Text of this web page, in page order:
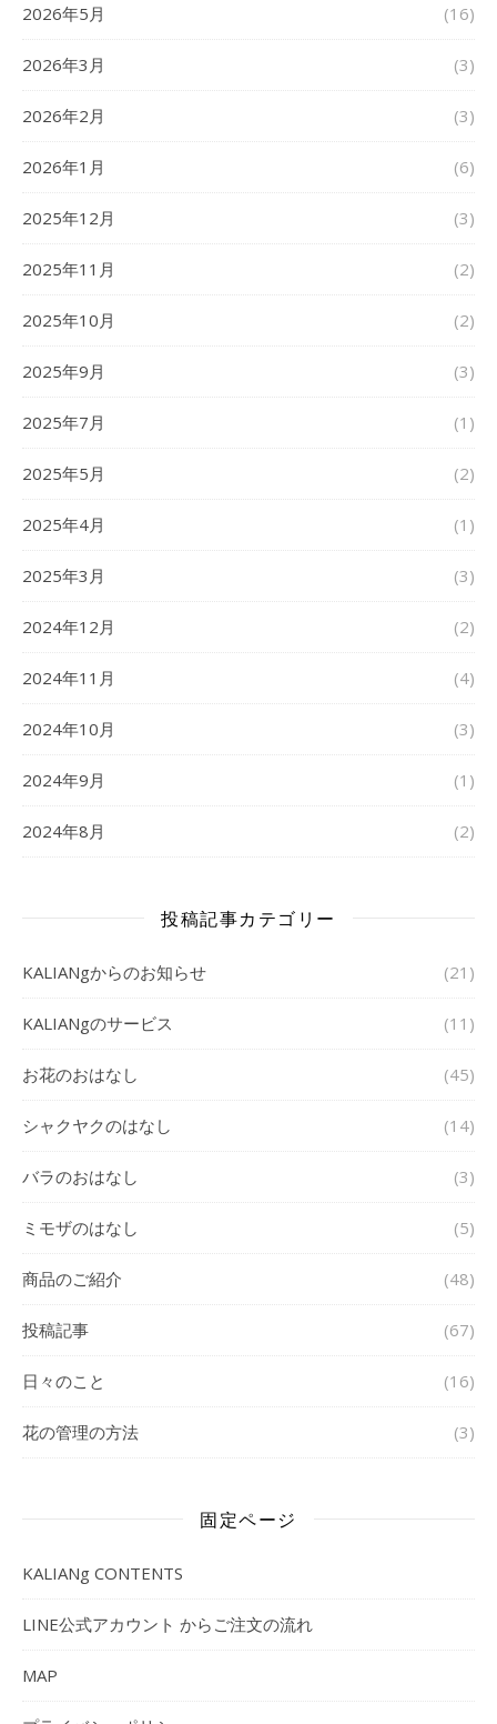
2026年5月 (16)
2026年3月 (3)
2026年2月 (3)
2026年1月 (6)
2025年12月 (3)
2025年11月 (2)
2025年10月 (2)
2025年9月 (3)
2025年7月 (1)
2025年5月 (2)
2025年4月 (1)
2025年3月 (3)
2024年12月 (2)
2024年11月 (4)
2024年10月 (3)
2024年9月 (1)
2024年8月 (2)
投稿記事カテゴリー
KALIANgからのお知らせ (21)
KALIANgのサービス (11)
お花のおはなし (45)
シャクヤクのはなし (14)
バラのおはなし (3)
ミモザのはなし (5)
商品のご紹介 (48)
投稿記事 (67)
日々のこと (16)
花の管理の方法 (3)
固定ページ
KALIANg CONTENTS
LINE公式アカウント からご注文の流れ
MAP